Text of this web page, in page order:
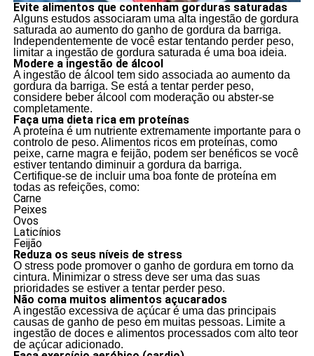
Evite alimentos que contenham gorduras saturadas
Alguns estudos associaram uma alta ingestão de gordura
saturada ao aumento do ganho de gordura da barriga.
Independentemente de você estar tentando perder peso,
limitar a ingestão de gordura saturada é uma boa ideia.
Modere a ingestão de álcool
A ingestão de álcool tem sido associada ao aumento da
gordura da barriga. Se está a tentar perder peso,
considere beber álcool com moderação ou abster-se
completamente.
Faça uma dieta rica em proteínas
A proteína é um nutriente extremamente importante para o
controlo de peso. Alimentos ricos em proteínas, como
peixe, carne magra e feijão, podem ser benéficos se você
estiver tentando diminuir a gordura da barriga.
Certifique-se de incluir uma boa fonte de proteína em
todas as refeições, como:
Carne
Peixes
Ovos
Laticínios
Feijão
Reduza os seus níveis de stress
O stress pode promover o ganho de gordura em torno da
cintura. Minimizar o stress deve ser uma das suas
prioridades se estiver a tentar perder peso.
Não coma muitos alimentos açucarados
A ingestão excessiva de açúcar é uma das principais
causas de ganho de peso em muitas pessoas. Limite a
ingestão de doces e alimentos processados com alto teor
de açúcar adicionado.